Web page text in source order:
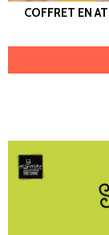
COFFRET EN